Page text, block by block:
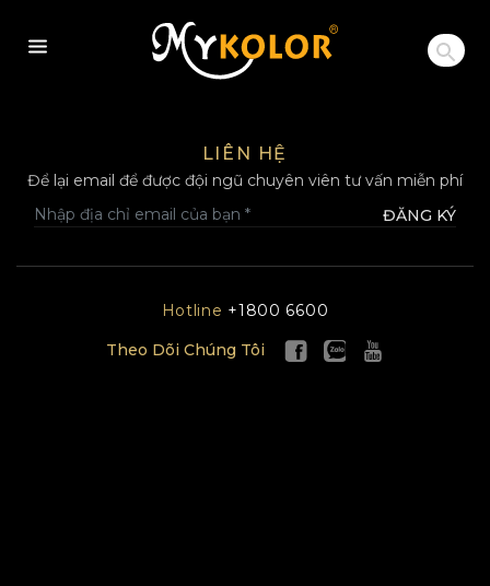
MYKOLOR
LIÊN HỆ
Để lại email để được đội ngũ chuyên viên tư vấn miễn phí
ĐĂNG KÝ
Hotline +1800 6600
Theo Dõi Chúng Tôi